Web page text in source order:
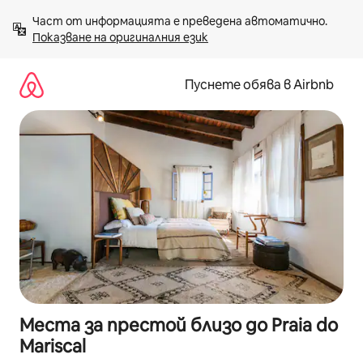
към
съдържанието
Показване на оригиналния език
Пуснете обява в Airbnb
Места за престой близо до Praia do
Mariscal